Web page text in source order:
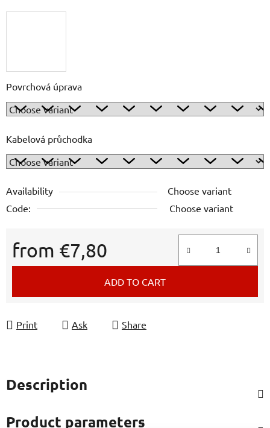
Povrchová úprava
Kabelová průchodka
Availability
Choose variant
Code:
Choose variant
from €7,80
Measure price:
ADD TO CART
Print Ask Share
Description
Product parameters